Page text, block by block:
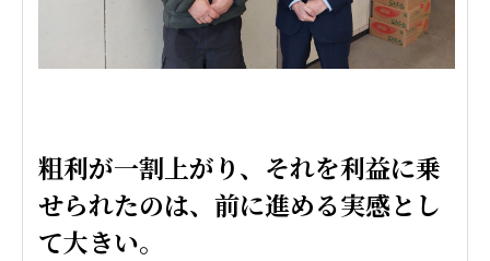
粗利が一割上がり、それを利益に乗
せられたのは、前に進める実感とし
て大きい。